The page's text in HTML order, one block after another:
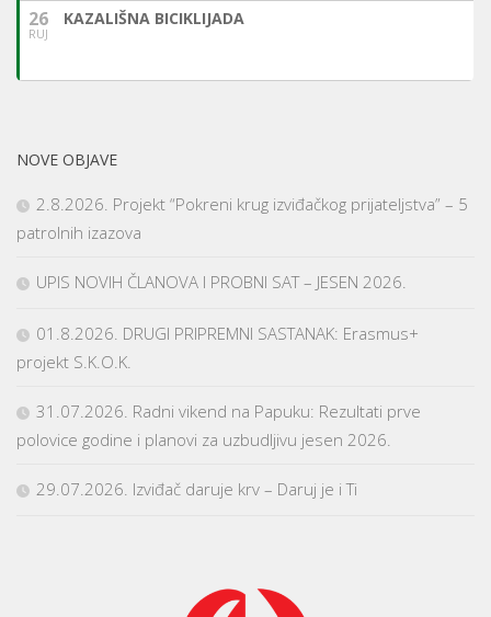
26
RUJ
KAZALIŠNA BICIKLIJADA
NOVE OBJAVE
2.8.2026. Projekt “Pokreni krug izviđačkog prijateljstva” – 5
patrolnih izazova
UPIS NOVIH ČLANOVA I PROBNI SAT – JESEN 2026.
01.8.2026. DRUGI PRIPREMNI SASTANAK: Erasmus+
projekt S.K.O.K.
31.07.2026. Radni vikend na Papuku: Rezultati prve
polovice godine i planovi za uzbudljivu jesen 2026.
29.07.2026. Izviđač daruje krv – Daruj je i Ti